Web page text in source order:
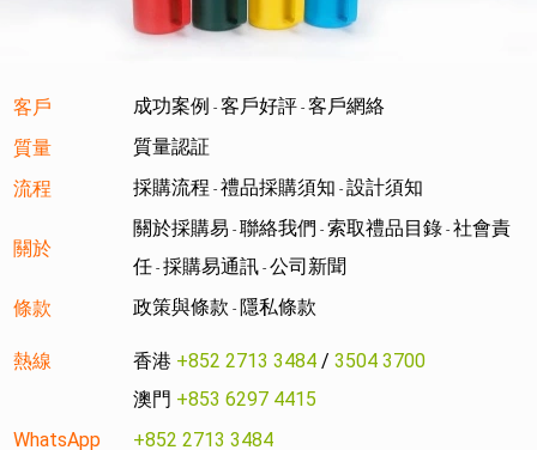
客戶 成功案例 - 客戶好評 - 客戶網絡
質量
質量認証
流程
採購流程 - 禮品採購須知 - 設計須知
關於
關於採購易 - 聯絡我們 - 索取禮品目錄 - 社會責
任 - 採購易通訊 - 公司新聞
條款
政策與條款 - 隱私條款
熱線 香港 +852 2713 3484 / 3504 3700
澳門 +853 6297 4415
WhatsApp
+852 2713 3484